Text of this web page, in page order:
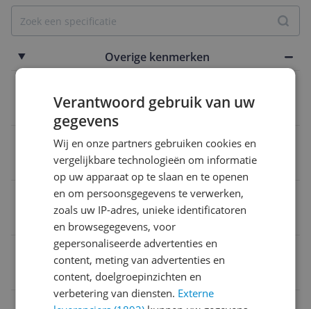
Overige kenmerken
Verpakking lengte
35,1 cm
Materiaal
Product hoogte
CE markering
Verantwoord gebruik van uw
gegevens
Wij en onze partners gebruiken cookies en
vergelijkbare technologieën om informatie
op uw apparaat op te slaan en te openen
en om persoonsgegevens te verwerken,
zoals uw IP-adres, unieke identificatoren
en browsegegevens, voor
gepersonaliseerde advertenties en
content, meting van advertenties en
content, doelgroepinzichten en
verbetering van diensten. Externe